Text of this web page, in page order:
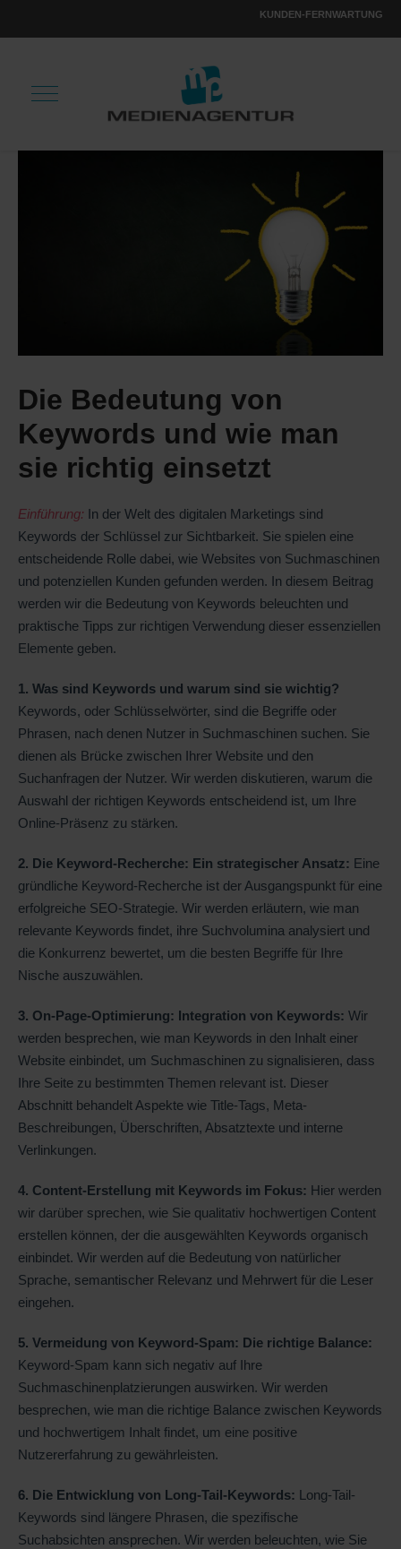
KUNDEN-FERNWARTUNG
Die Bedeutung von
Keywords und wie man
sie richtig einsetzt
Einführung: In der Welt des digitalen Marketings sind
Keywords der Schlüssel zur Sichtbarkeit. Sie spielen eine
entscheidende Rolle dabei, wie Websites von Suchmaschinen
und potenziellen Kunden gefunden werden. In diesem Beitrag
werden wir die Bedeutung von Keywords beleuchten und
praktische Tipps zur richtigen Verwendung dieser essenziellen
Elemente geben.
1. Was sind Keywords und warum sind sie wichtig?
Keywords, oder Schlüsselwörter, sind die Begriffe oder
Phrasen, nach denen Nutzer in Suchmaschinen suchen. Sie
dienen als Brücke zwischen Ihrer Website und den
Suchanfragen der Nutzer. Wir werden diskutieren, warum die
Auswahl der richtigen Keywords entscheidend ist, um Ihre
Online-Präsenz zu stärken.
2. Die Keyword-Recherche: Ein strategischer Ansatz: Eine
gründliche Keyword-Recherche ist der Ausgangspunkt für eine
erfolgreiche SEO-Strategie. Wir werden erläutern, wie man
relevante Keywords findet, ihre Suchvolumina analysiert und
die Konkurrenz bewertet, um die besten Begriffe für Ihre
Nische auszuwählen.
3. On-Page-Optimierung: Integration von Keywords: Wir
werden besprechen, wie man Keywords in den Inhalt einer
Website einbindet, um Suchmaschinen zu signalisieren, dass
Ihre Seite zu bestimmten Themen relevant ist. Dieser
Abschnitt behandelt Aspekte wie Title-Tags, Meta-
Beschreibungen, Überschriften, Absatztexte und interne
Verlinkungen.
4. Content-Erstellung mit Keywords im Fokus: Hier werden
wir darüber sprechen, wie Sie qualitativ hochwertigen Content
erstellen können, der die ausgewählten Keywords organisch
einbindet. Wir werden auf die Bedeutung von natürlicher
Sprache, semantischer Relevanz und Mehrwert für die Leser
eingehen.
5. Vermeidung von Keyword-Spam: Die richtige Balance:
Keyword-Spam kann sich negativ auf Ihre
Suchmaschinenplatzierungen auswirken. Wir werden
besprechen, wie man die richtige Balance zwischen Keywords
und hochwertigem Inhalt findet, um eine positive
Nutzererfahrung zu gewährleisten.
6. Die Entwicklung von Long-Tail-Keywords: Long-Tail-
Keywords sind längere Phrasen, die spezifische
Suchabsichten ansprechen. Wir werden beleuchten, wie Sie